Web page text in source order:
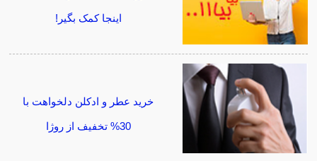
اینجا کمک بگیر!
خرید عطر و ادکلن دلخواهت با
30% تخفیف از روژا